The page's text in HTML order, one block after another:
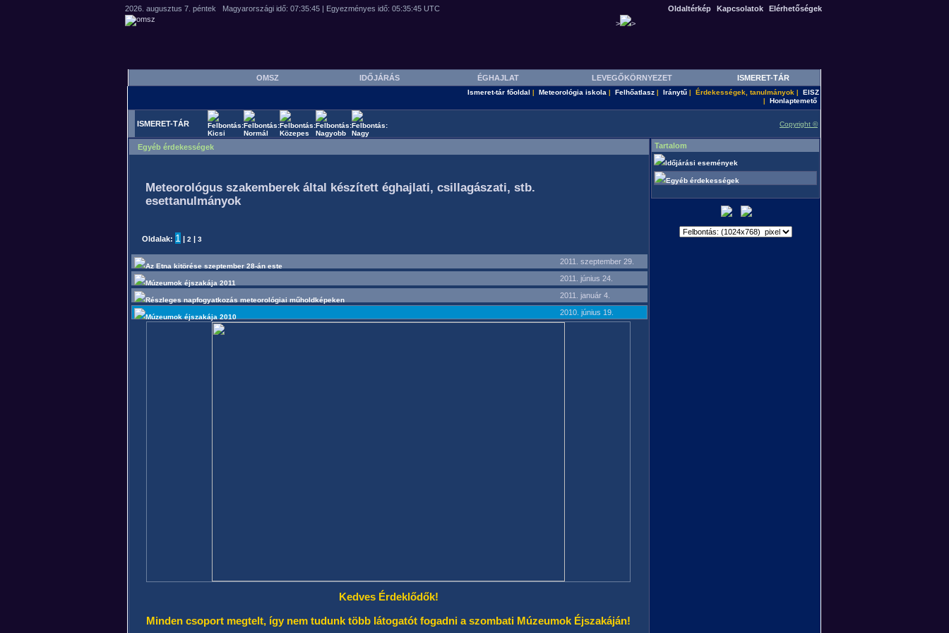
Elérhetőségek
Kapcsolatok
Oldaltérkép
>
>
OMSZ IDŐJÁRÁS ÉGHAJLAT LEVEGŐKÖRNYEZET ISMERET-TÁR
Ismeret-tár főoldal Meteorológia iskola Felhőatlasz Iránytű Érdekességek, tanulmányok EISZ
Honlaptemető
ISMERET-TÁR Copyright ©
Egyéb érdekességek
Meteorológus szakemberek által készített éghajlati, csillagászati, stb.
esettanulmányok
Oldalak: 1 | 2 | 3
Az Etna kitörése szeptember 28-án este
2011. szeptember 29.
Múzeumok éjszakája 2011
2011. június 24.
Részleges napfogyatkozás meteorológiai műholdképeken
2011. január 4.
Múzeumok éjszakája 2010
2010. június 19.
Kedves Érdeklődők!
Minden csoport megtelt, így nem tudunk több látogatót fogadni a szombati Múzeumok Éjszakáján!
Tartalom
Időjárási események
Egyéb érdekességek